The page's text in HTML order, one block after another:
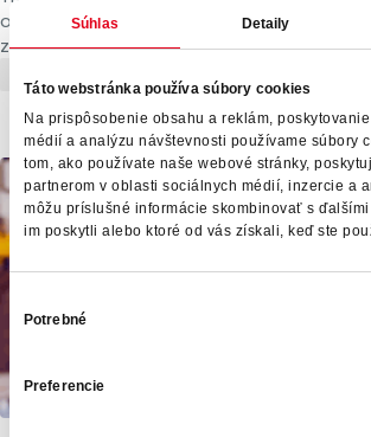
Súhlas Detaily
Táto webstránka používa súbory cookies
Na prispôsobenie obsahu a reklám,
médií a analýzu návštevnosti používame súbory
tom, ako používate naše webové stránky,
partnerom v oblasti sociálnych médií, inzercie a
môžu príslušné informácie skombinovať s
im poskytli alebo ktoré od vás získali, keď ste
súhlasu
Potrebné
Preferencie
obdobím. Firmy dnes čelia nielen
zamestnancov, ale aj častým
Recruitment Novinky